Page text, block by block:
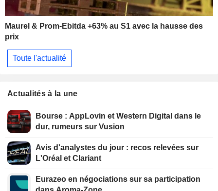
Maurel & Prom-Ebitda +63% au S1 avec la hausse des
prix
Toute l'actualité
Actualités à la une
Bourse : AppLovin et Western Digital dans le
dur, rumeurs sur Vusion
Avis d'analystes du jour : recos relevées sur
L'Oréal et Clariant
Eurazeo en négociations sur sa participation